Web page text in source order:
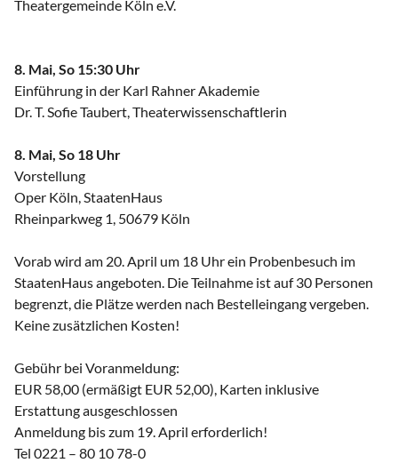
Theatergemeinde Köln e.V.
8. Mai, So 15:30 Uhr
Einführung in der Karl Rahner Akademie
Dr. T. Sofie Taubert, Theaterwissenschaftlerin
8. Mai, So 18 Uhr
Vorstellung
Oper Köln, StaatenHaus
Rheinparkweg 1, 50679 Köln
Vorab wird am 20. April um 18 Uhr ein Probenbesuch im
StaatenHaus angeboten. Die Teilnahme ist auf 30 Personen
begrenzt, die Plätze werden nach Bestelleingang vergeben.
Keine zusätzlichen Kosten!
Gebühr bei Voranmeldung:
EUR 58,00 (ermäßigt EUR 52,00), Karten inklusive
Erstattung ausgeschlossen
Anmeldung bis zum 19. April erforderlich!
Tel 0221 – 80 10 78-0